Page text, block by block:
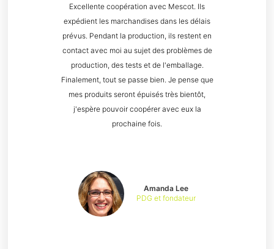
Amanda Lee
PDG et fondateur
Excellente coopération avec Mescot. Ils
expédient les marchandises dans les délais
prévus. Pendant la production, ils restent en
contact avec moi au sujet des problèmes de
production, des tests et de l'emballage.
Finalement, tout se passe bien. Je pense que
mes produits seront épuisés très bientôt,
j'espère pouvoir coopérer avec eux la
prochaine fois.